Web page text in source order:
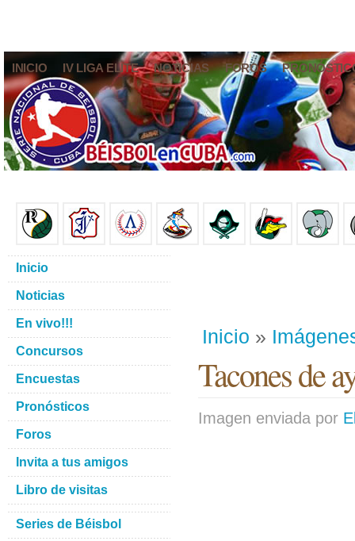
INICIO IV LIGA ELITE NOTICIAS FOROS
Inicio »
Tacones de
Imagen enviada por
Inicio
Noticias
En vivo!!!
Concursos
Encuestas
Pronósticos
Foros
Invita a tus amigos
Libro de visitas
Series de Béisbol